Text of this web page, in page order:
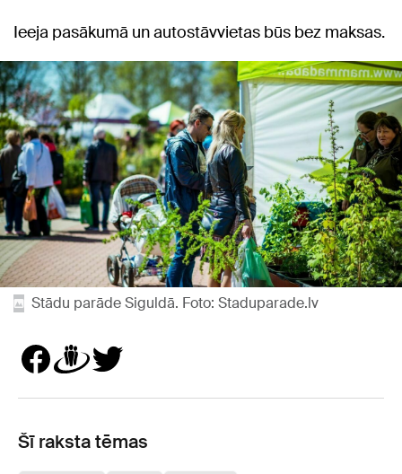
Ieeja pasākumā un autostāvvietas būs bez maksas.
Stādu parāde Siguldā. Foto: Staduparade.lv
Šī raksta tēmas